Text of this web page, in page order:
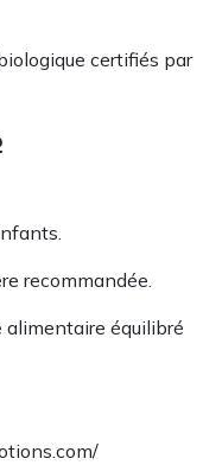
certifiés par
recommandée.
alimentaire équilibré